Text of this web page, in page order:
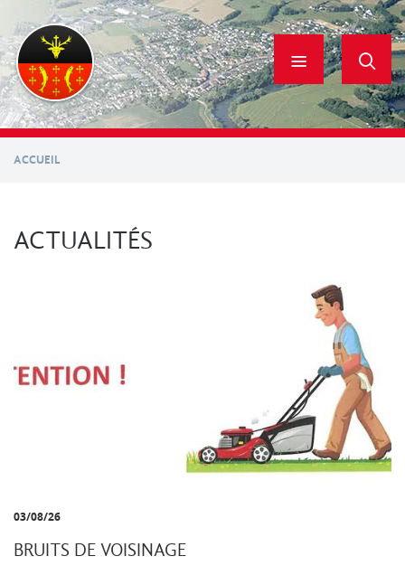
contenu
principal
ACCUEIL
ACTUALITÉS
03/08/26
BRUITS DE VOISINAGE